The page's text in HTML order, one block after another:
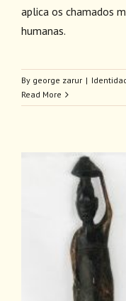
aplica os chamados
humanas.
By george zarur |
Read More